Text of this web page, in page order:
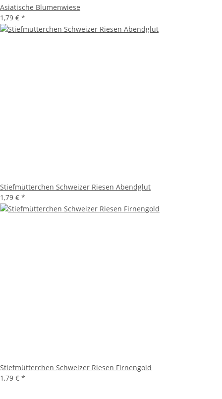
Asiatische Blumenwiese
1,79 € *
Stiefmütterchen Schweizer Riesen Abendglut
1,79 € *
Stiefmütterchen Schweizer Riesen Firnengold
1,79 € *